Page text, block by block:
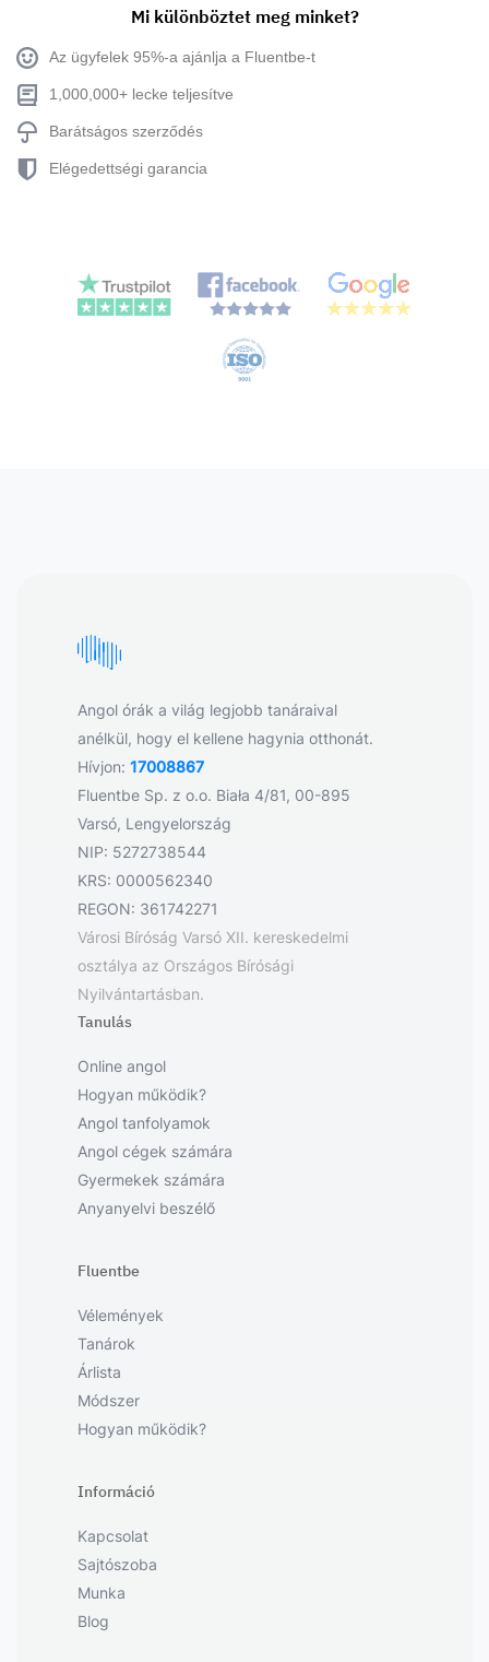
Mi különböztet meg minket?
Az ügyfelek 95%-a ajánlja a Fluentbe-t
1,000,000+ lecke teljesítve
Barátságos szerződés
Elégedettségi garancia
Angol órák a világ legjobb tanáraival
anélkül, hogy el kellene hagynia otthonát.
Hívjon: 17008867
Fluentbe Sp. z o.o. Biała 4/81, 00-895
Varsó, Lengyelország
NIP: 5272738544
KRS: 0000562340
REGON: 361742271
Városi Bíróság Varsó XII. kereskedelmi
osztálya az Országos Bírósági
Nyilvántartásban.
Tanulás
Online angol
Hogyan működik?
Angol tanfolyamok
Angol cégek számára
Gyermekek számára
Anyanyelvi beszélő
Fluentbe
Vélemények
Tanárok
Árlista
Módszer
Hogyan működik?
Információ
Kapcsolat
Sajtószoba
Munka
Blog